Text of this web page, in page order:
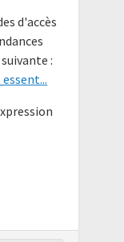
d'accès
: